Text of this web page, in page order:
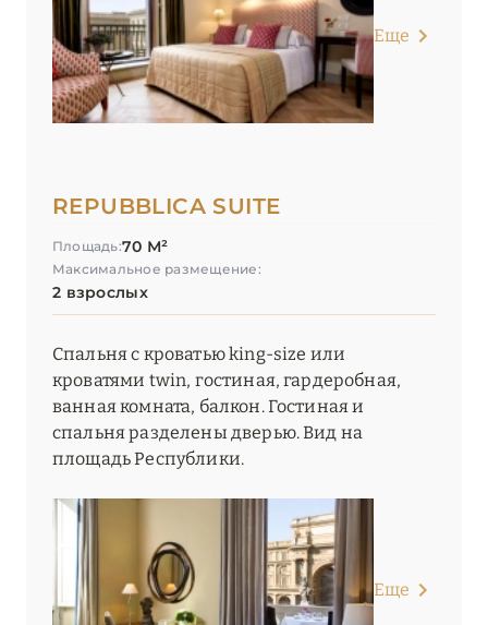
Еще
REPUBBLICA SUITE
Площадь:70 М²
Максимальное размещение:
2 взрослых
Спальня с кроватью king-size или
кроватями twin, гостиная, гардеробная,
ванная комната, балкон. Гостиная и
спальня разделены дверью. Вид на
площадь Республики.
Еще